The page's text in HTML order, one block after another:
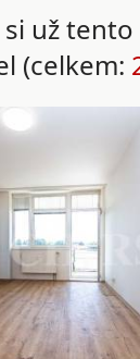
už
(celkem: